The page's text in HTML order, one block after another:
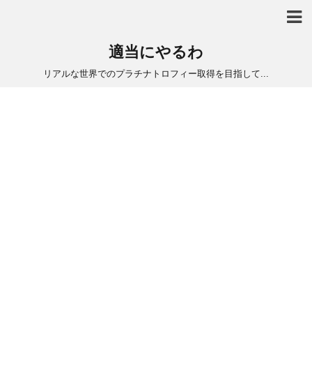
適当にやるわ
リアルな世界でのプラチナトロフィー取得を目指して...